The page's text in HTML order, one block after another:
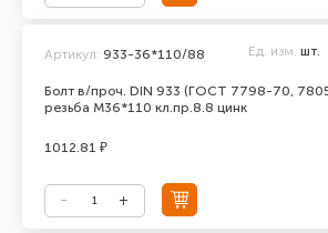
Болт в/проч. DIN 933 (ГОСТ 7798-70,
резьба М36*110 кл.пр.8.8 цинк
Артикул: 933-36*110/88 Ед. изм. шт.
1012.81 ₽